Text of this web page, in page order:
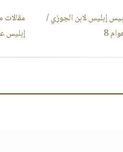
إبليس لابن الجوزي /
8
إبليس